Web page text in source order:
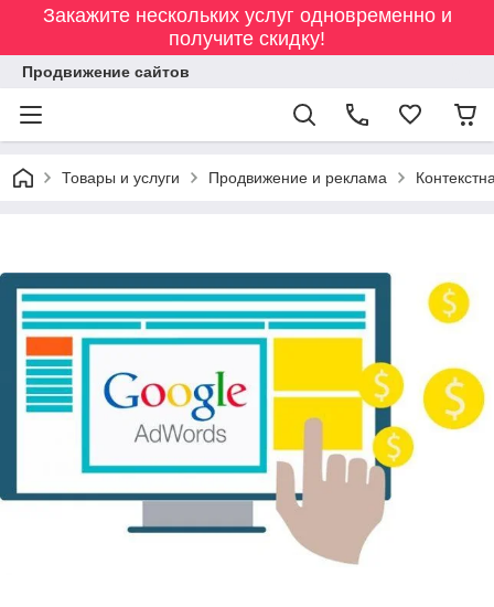
Закажите нескольких услуг одновременно и
получите скидку!
Продвижение сайтов
Товары и услуги Продвижение и реклама